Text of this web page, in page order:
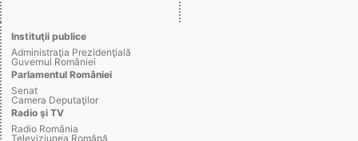
Instituţii publice
Administraţia Prezidenţială
Guvernul României
Parlamentul României
Senat
Camera Deputaţilor
Radio şi TV
Radio România
Televiziunea Română